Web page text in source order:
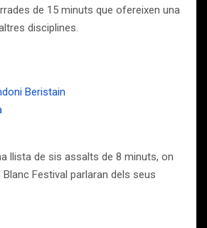
de 15 minuts que ofereixen una
disciplines.
Beristain
llista de sis assalts de 8 minuts, on
Festival parlaran dels seus